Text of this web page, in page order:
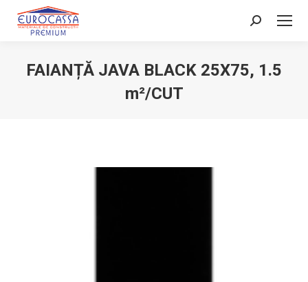
Search:
FAIANȚĂ JAVA BLACK 25X75, 1.5
m²/CUT